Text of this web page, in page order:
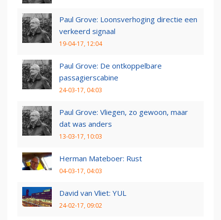
Paul Grove: Loonsverhoging directie een
verkeerd signaal
19-04-17, 12:04
Paul Grove: De ontkoppelbare
passagierscabine
24-03-17, 04:03
Paul Grove: Vliegen, zo gewoon, maar
dat was anders
13-03-17, 10:03
Herman Mateboer: Rust
04-03-17, 04:03
David van Vliet: YUL
24-02-17, 09:02